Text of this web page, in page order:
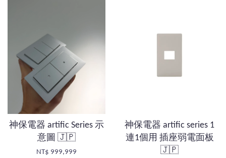
神保電器 artific Series 示
意圖 🇯🇵
NT$ 999,999
神保電器 artific series 1
連1個用 插座弱電面板
🇯🇵